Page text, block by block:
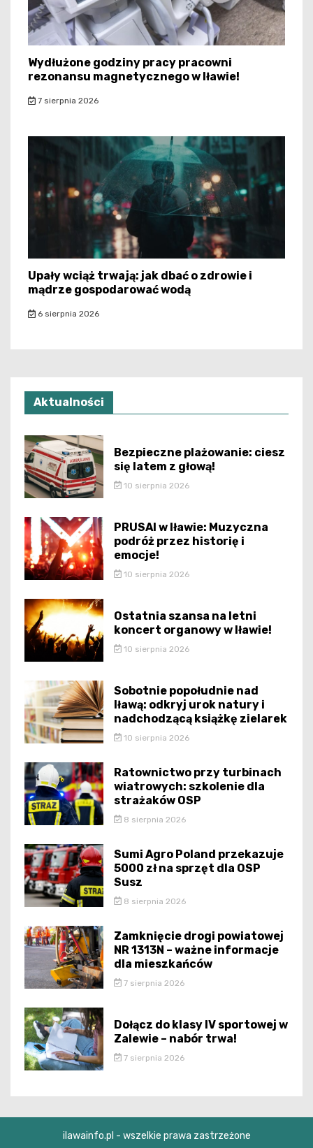
Wydłużone godziny pracy pracowni
rezonansu magnetycznego w Iławie!
7 sierpnia 2026
Upały wciąż trwają: jak dbać o zdrowie i
mądrze gospodarować wodą
6 sierpnia 2026
Aktualności
Bezpieczne plażowanie: ciesz
się latem z głową!
10 sierpnia 2026
PRUSAI w Iławie: Muzyczna
podróż przez historię i
emocje!
10 sierpnia 2026
Ostatnia szansa na letni
koncert organowy w Iławie!
10 sierpnia 2026
Sobotnie popołudnie nad
Iławą: odkryj urok natury i
nadchodzącą książkę zielarek
10 sierpnia 2026
Ratownictwo przy turbinach
wiatrowych: szkolenie dla
strażaków OSP
8 sierpnia 2026
Sumi Agro Poland przekazuje
5000 zł na sprzęt dla OSP
Susz
8 sierpnia 2026
Zamknięcie drogi powiatowej
NR 1313N – ważne informacje
dla mieszkańców
7 sierpnia 2026
Dołącz do klasy IV sportowej w
Zalewie – nabór trwa!
7 sierpnia 2026
ilawainfo.pl - wszelkie prawa zastrzeżone